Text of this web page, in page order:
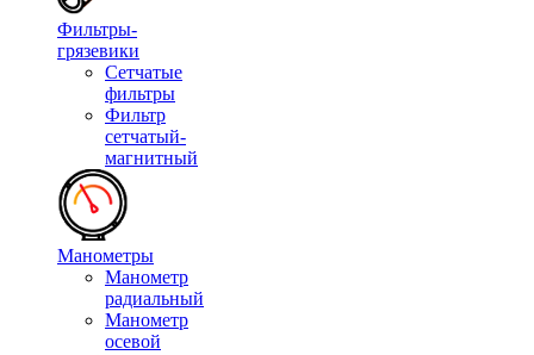
Фильтры-
грязевики
Сетчатые
фильтры
Фильтр
сетчатый-
магнитный
Манометры
Манометр
радиальный
Манометр
осевой